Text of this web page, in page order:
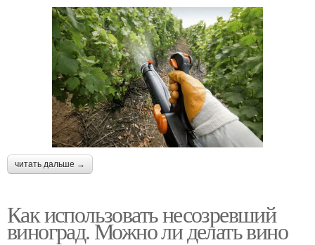
читать дальше →
Как использовать несозревший
виноград. Можно ли делать вино